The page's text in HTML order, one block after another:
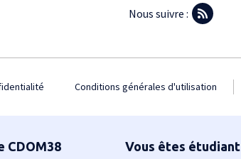
Nous suivre :
Conditions générales d'utilisation
CDOM38 Vous êtes étudiant